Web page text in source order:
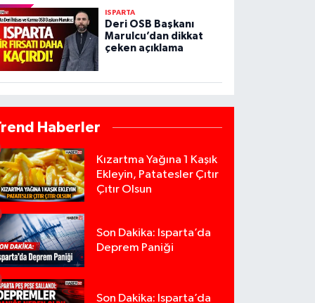
ISPARTA
Deri OSB Başkanı
Marulcu’dan dikkat
çeken açıklama
Haberler
Kızartma Yağına 1 Kaşık
Ekleyin, Patatesler Çıtır
Çıtır Olsun
Son Dakika: Isparta’da
Deprem Paniği
Son Dakika: Isparta’da